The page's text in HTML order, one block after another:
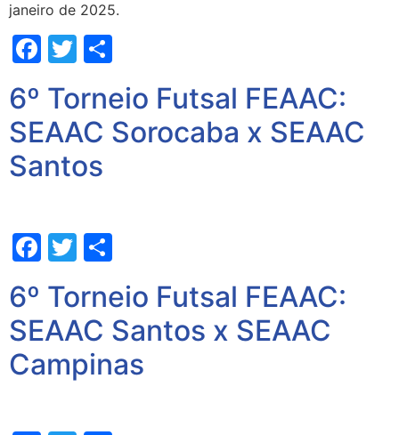
janeiro de 2025.
Facebook
Twitter
6º Torneio Futsal FEAAC:
SEAAC Sorocaba x SEAAC
Santos
Facebook
Twitter
6º Torneio Futsal FEAAC:
SEAAC Santos x SEAAC
Campinas